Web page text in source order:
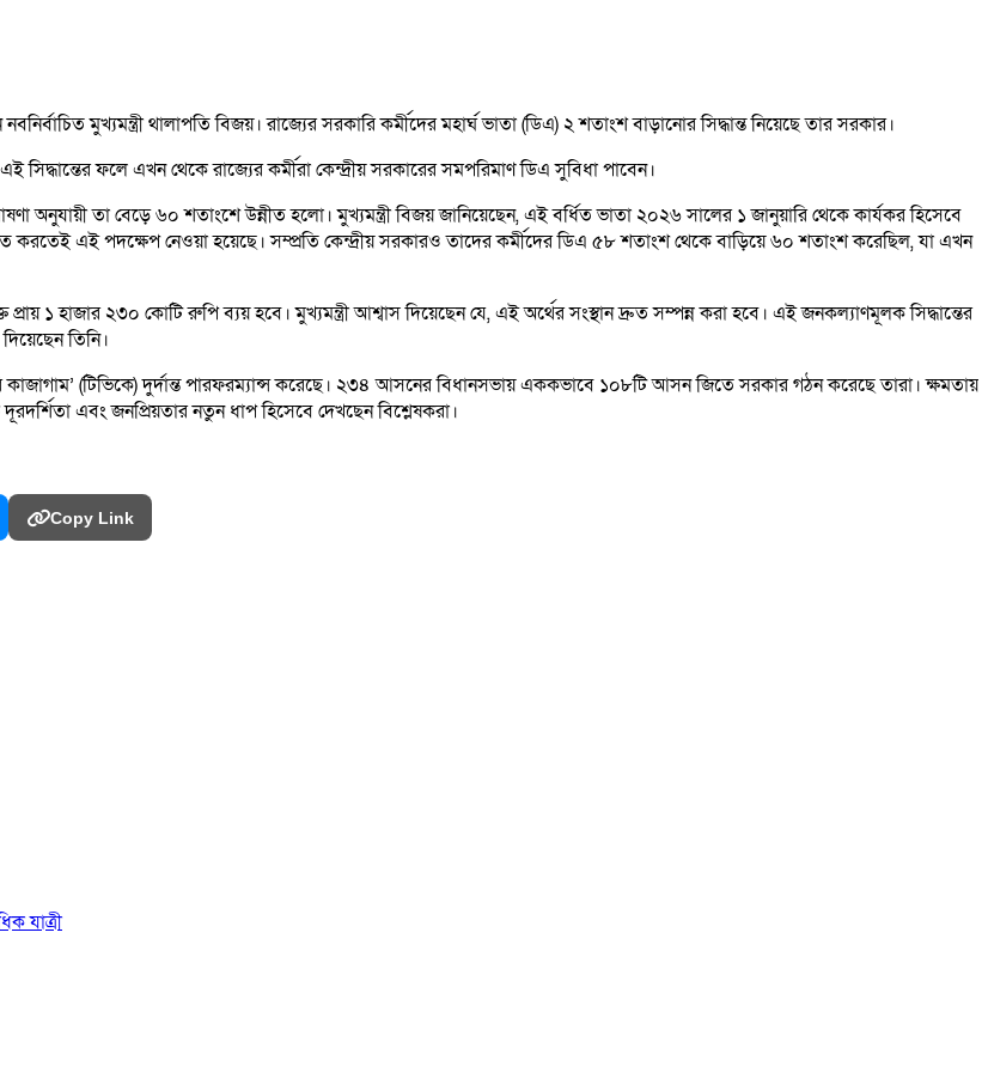
মুখ্যমন্ত্রী থালাপতি বিজয়। রাজ্যের সরকারি কর্মীদের মহার্ঘ ভাতা (ডিএ) ২ শতাংশ বাড়ানোর সিদ্ধান্ত নিয়েছে তার সরকার।
ফলে এখন থেকে রাজ্যের কর্মীরা কেন্দ্রীয় সরকারের সমপরিমাণ ডিএ সুবিধা পাবেন।
অনুযায়ী তা বেড়ে ৬০ শতাংশে উন্নীত হলো। মুখ্যমন্ত্রী বিজয় জানিয়েছেন, এই বর্ধিত ভাতা ২০২৬ সালের ১ জানুয়ারি থেকে কার্যকর হিসেবে
করতেই এই পদক্ষেপ নেওয়া হয়েছে। সম্প্রতি কেন্দ্রীয় সরকারও তাদের কর্মীদের ডিএ ৫৮ শতাংশ থেকে বাড়িয়ে ৬০ শতাংশ করেছিল, যা এখন
১ হাজার ২৩০ কোটি রুপি ব্যয় হবে। মুখ্যমন্ত্রী আশ্বাস দিয়েছেন যে, এই অর্থের সংস্থান দ্রুত সম্পন্ন করা হবে। এই জনকল্যাণমূলক সিদ্ধান্তের
তিনি।
কাজাগাম’ (টিভিকে) দুর্দান্ত পারফরম্যান্স করেছে। ২৩৪ আসনের বিধানসভায় এককভাবে ১০৮টি আসন জিতে সরকার গঠন করেছে তারা। ক্ষমতায়
এবং জনপ্রিয়তার নতুন ধাপ হিসেবে দেখছেন বিশ্লেষকরা।
Copy Link
যাত্রী